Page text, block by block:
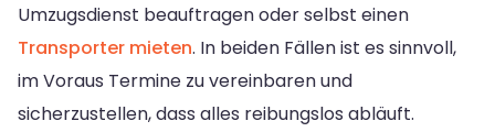
Umzugsdienst beauftragen oder selbst einen
Transporter mieten. In beiden Fällen ist es sinnvoll,
im Voraus Termine zu vereinbaren und
sicherzustellen, dass alles reibungslos abläuft.